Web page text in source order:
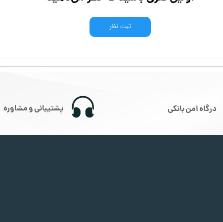
ثبت نظر
درگاه امن بانکی پشتیبانی و مشاوره